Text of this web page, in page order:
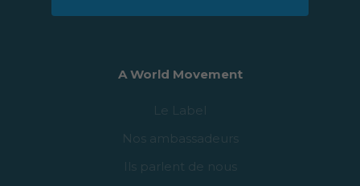
A World Movement
Le Label
Nos ambassadeurs
Ils parlent de nous